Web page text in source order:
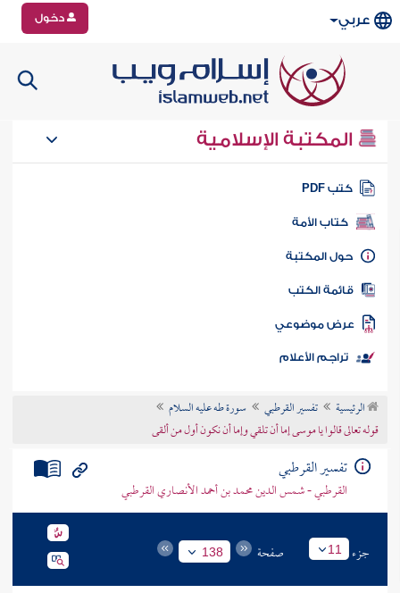
عربي دخول
المكتبة الإسلامية
كتب PDF
كتاب الأمة
المكتبة
الكتب
موضوعي
تراجم الأعلام
الرئيسية تفسير القرطبي
سورة طه عليه السلام
قوله تعالى قالوا يا موسى إما أن تلقي وإما أن نكون أول من ألقى
تفسير القرطبي
القرطبي - شمس الدين محمد بن أحمد الأنصاري القرطبي
جزء 11 صفحة 138